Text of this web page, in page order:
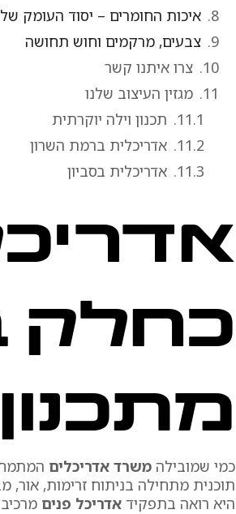
איכות החומרים – יסוד העומק
צבעים, מרקמים וחוש תחושה
צרו איתנו קשר
מגזין העיצוב שלנו
תכנון וילה יוקרתית
אדריכלית ברמת השרון
אדריכלית בסביון
כחלק
כמי שמובילה משרד אדריכלים
תוכנית מתחילה בניתוח זרימות,
היא רואה בתפקיד אדריכל פנים